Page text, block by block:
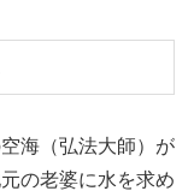
海（弘法大師）が
の老婆に水を求め